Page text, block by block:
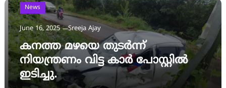
News
June 16, 2025 Sreeja Ajay
കനത്ത മഴയെ തുടർന്ന്
നിയന്ത്രണം വിട്ട കാർ പോസ്റ്റിൽ
ഇടിച്ചു.